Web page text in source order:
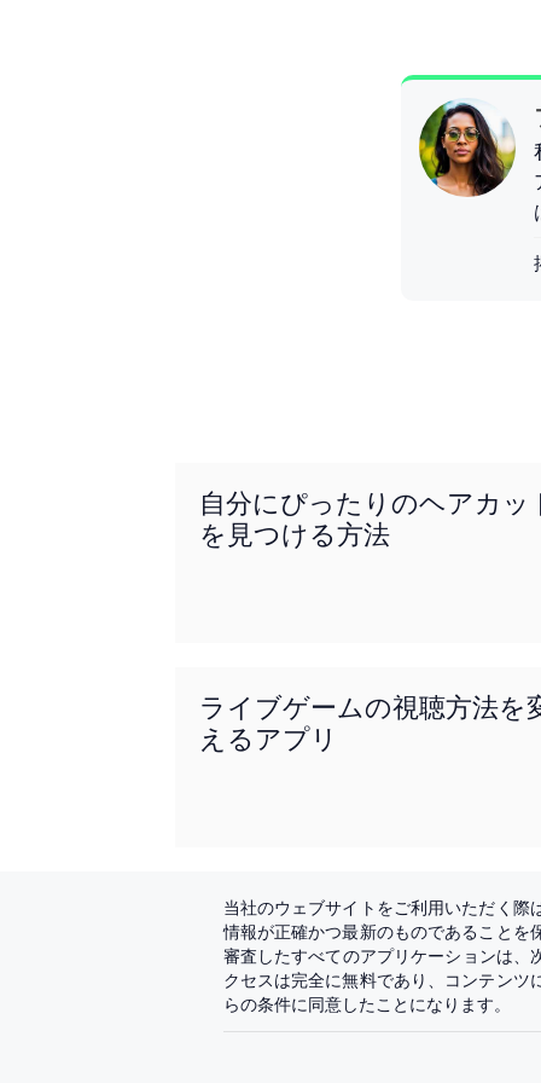
自分にぴったりのヘアカッ
を見つける方法
ライブゲームの視聴方法を
えるアプリ
当社のウェブサイトをご利用いただく際
情報が正確かつ最新のものであることを
審査したすべてのアプリケーションは、
クセスは完全に無料であり、コンテン
らの条件に同意したことになります。